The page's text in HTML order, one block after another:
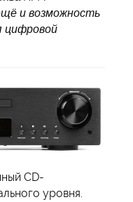
и возможность
цифровой
CD-
уровня.